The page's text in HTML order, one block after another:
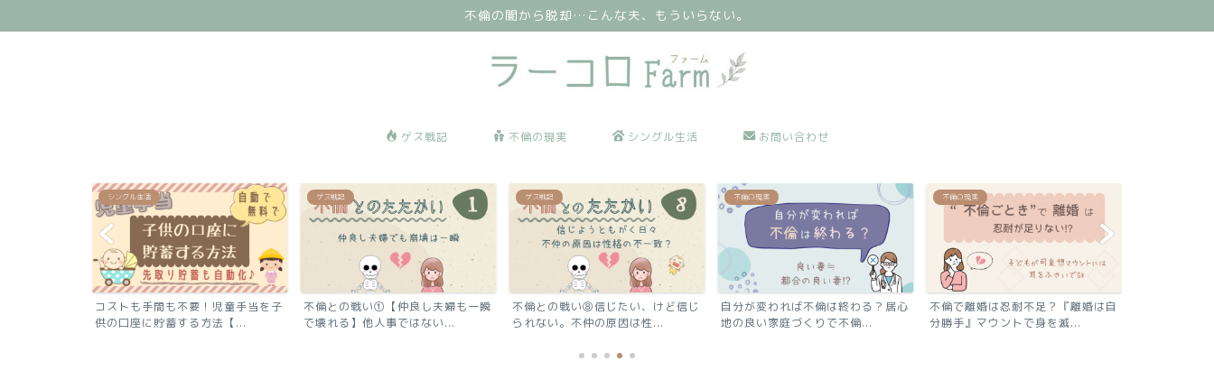
不倫の闇から脱却…こんな夫、もういらない。
ゲス戦記 不倫の現実 シングル生活 お問い合わせ
シングル生活
コストも手間も不要！児童手当を子
供の口座に貯蓄する方法【...
ゲス戦記
不倫との戦い①【仲良し夫婦も一瞬
で壊れる】他人事ではない...
ゲス戦記
不倫との戦い⑧信じたい、けど信じ
られない。不仲の原因は性...
不倫の現実
自分が変われば不倫は終わる？居心
地の良い家庭づくりで不倫...
不倫の現実
不倫で離婚は忍耐不足？『離婚は自
分勝手』マウントで身を滅...